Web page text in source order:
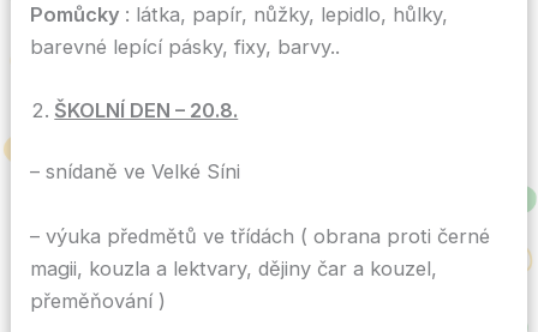
Pomůcky : látka, papír, nůžky, lepidlo, hůlky,
barevné lepící pásky, fixy, barvy..
ŠKOLNÍ DEN – 20.8.
– snídaně ve Velké Síni
– výuka předmětů ve třídách ( obrana proti černé
magii, kouzla a lektvary, dějiny čar a kouzel,
přeměňování )